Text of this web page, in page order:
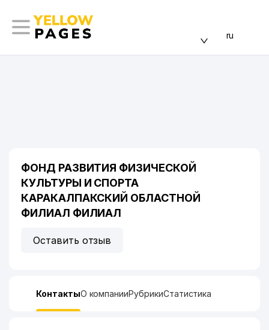
ru
ФОНД РАЗВИТИЯ ФИЗИЧЕСКОЙ
КУЛЬТУРЫ И СПОРТА
КАРАКАЛПАКСКИЙ ОБЛАСТНОЙ
ФИЛИАЛ ФИЛИАЛ
Оставить отзыв
КонтактыО компанииРубрикиСтатистика